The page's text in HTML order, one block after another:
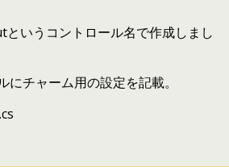
いうコントロール名で作成しまし
チャーム用の設定を記載。